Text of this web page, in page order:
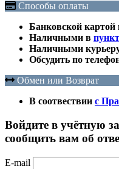
Способы оплаты
Банковской картой
Наличными в
Наличными
Обсудить по
Обмен или Возврат
В соотвествии с
Войдите в учётную
сообщить вам об
E-mail